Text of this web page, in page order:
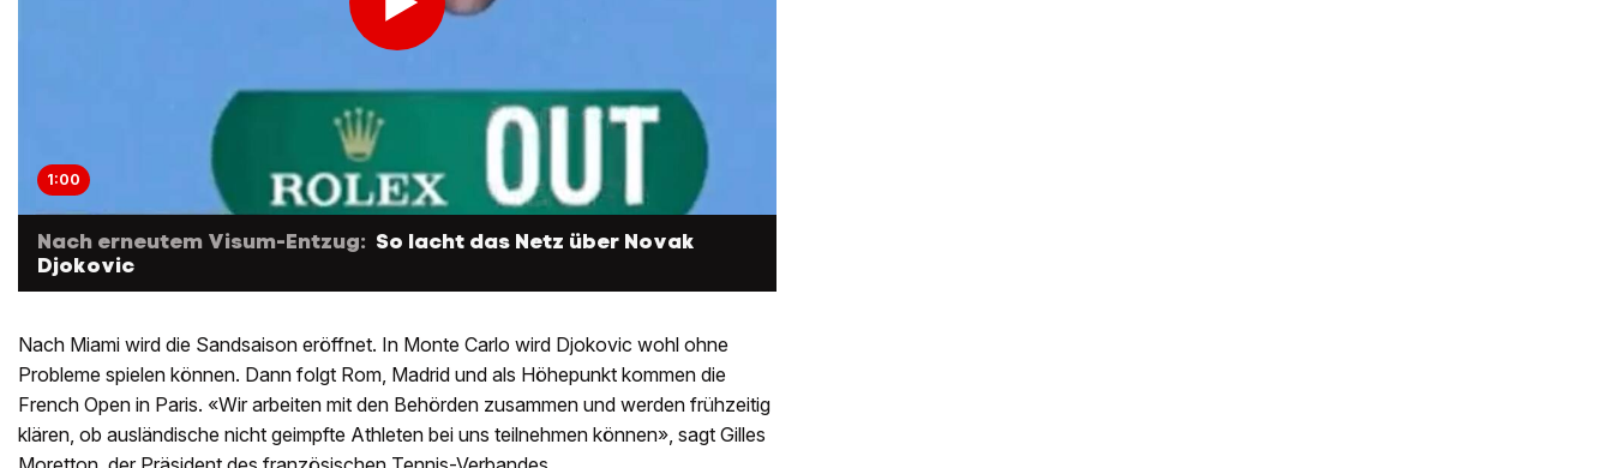
1:00
Nach erneutem Visum-Entzug: So lacht das Netz über Novak
Djokovic
Nach Miami wird die Sandsaison eröffnet. In Monte Carlo wird Djokovic wohl ohne
Probleme spielen können. Dann folgt Rom, Madrid und als Höhepunkt kommen die
French Open in Paris. «Wir arbeiten mit den Behörden zusammen und werden frühzeitig
klären, ob ausländische nicht geimpfte Athleten bei uns teilnehmen können», sagt Gilles